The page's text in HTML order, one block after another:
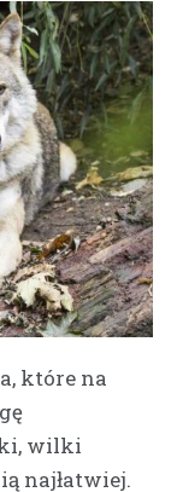
które na
wilki
najłatwiej.